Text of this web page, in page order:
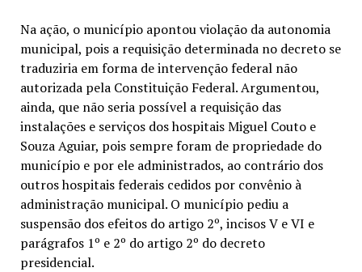
Na ação, o município apontou violação da autonomia
municipal, pois a requisição determinada no decreto se
traduziria em forma de intervenção federal não
autorizada pela Constituição Federal. Argumentou,
ainda, que não seria possível a requisição das
instalações e serviços dos hospitais Miguel Couto e
Souza Aguiar, pois sempre foram de propriedade do
município e por ele administrados, ao contrário dos
outros hospitais federais cedidos por convênio à
administração municipal. O município pediu a
suspensão dos efeitos do artigo 2º, incisos V e VI e
parágrafos 1º e 2º do artigo 2º do decreto
presidencial.